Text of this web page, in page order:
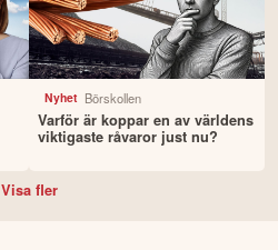
Nyhet Börskollen
Varför är koppar en av världens
viktigaste råvaror just nu?
Visa fler